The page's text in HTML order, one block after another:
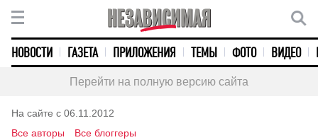
НОВОСТИ ГАЗЕТА ПРИЛОЖЕНИЯ ТЕМЫ ФОТО ВИДЕО
Перейти на полную версию сайта
На сайте с 06.11.2012
Все авторы
Все блоггеры